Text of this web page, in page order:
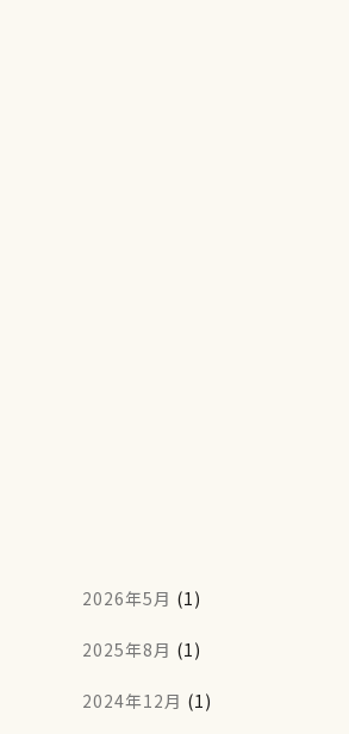
2026年5月 (1)
2025年8月 (1)
2024年12月 (1)